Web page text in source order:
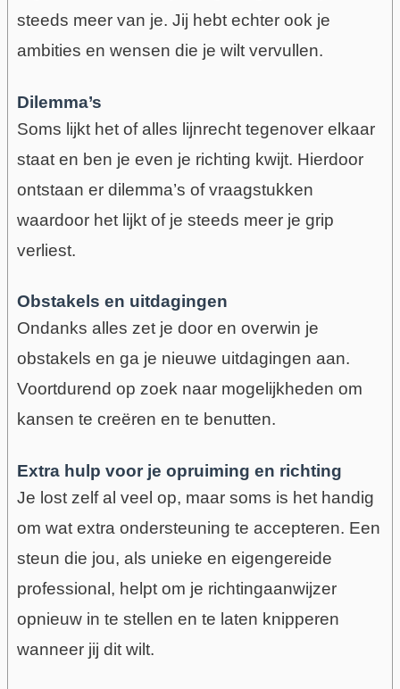
steeds meer van je. Jij hebt echter ook je
ambities en wensen die je wilt vervullen.
Dilemma’s
Soms lijkt het of alles lijnrecht tegenover elkaar
staat en ben je even je richting kwijt. Hierdoor
ontstaan er dilemma’s of vraagstukken
waardoor het lijkt of je steeds meer je grip
verliest.
Obstakels en uitdagingen
Ondanks alles zet je door en overwin je
obstakels en ga je nieuwe uitdagingen aan.
Voortdurend op zoek naar mogelijkheden om
kansen te creëren en te benutten.
Extra hulp voor je opruiming en richting
Je lost zelf al veel op, maar soms is het handig
om wat extra ondersteuning te accepteren. Een
steun die jou, als unieke en eigengereide
professional, helpt om je richtingaanwijzer
opnieuw in te stellen en te laten knipperen
wanneer jij dit wilt.